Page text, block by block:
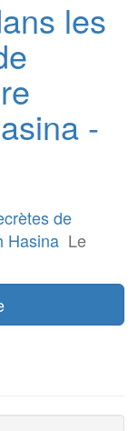
les
-
de
Hasina Le